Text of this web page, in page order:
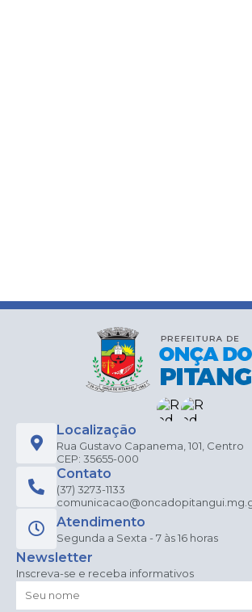
Localização
Rua Gustavo Capanema, 101, Centro
CEP: 35655-000
Contato
(37) 3273-1133
Atendimento
Segunda a Sexta - 7 às 16 horas
Newsletter
Inscreva-se e receba informativos